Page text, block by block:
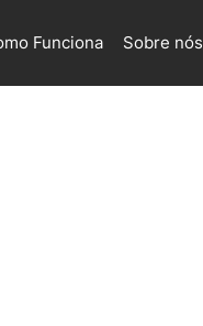
Funciona Sobre nós